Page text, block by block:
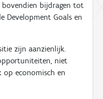
bovendien bijdragen tot
Development Goals en
zijn aanzienlijk.
niet
op economisch en